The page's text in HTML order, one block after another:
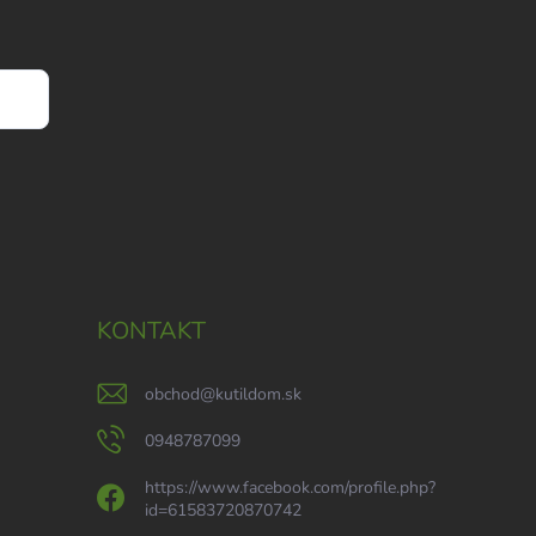
KONTAKT
obchod@kutildom.sk
0948787099
https://www.facebook.com/profile.php?
id=61583720870742